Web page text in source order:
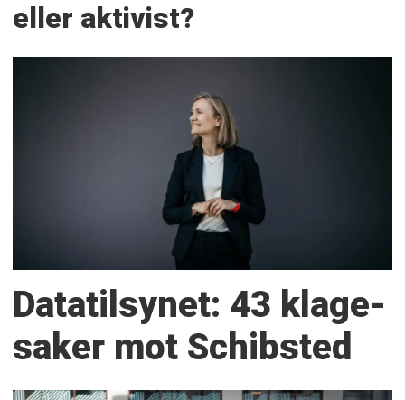
eller aktivist?
Datatilsynet: 43 klage­
saker mot Schibsted